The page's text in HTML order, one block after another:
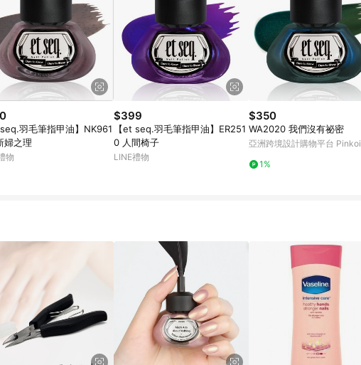
seq.羽毛筆指甲油】NK961
婦之理
物
$399
【et seq.羽毛筆指甲油】ER251
0 人間椅子
LINE禮物
$350
WA2020 我們沒有祕密
亞洲跨境設計購物平台 Pinkoi
1%